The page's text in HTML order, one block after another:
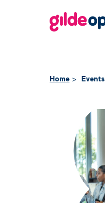
Home Events